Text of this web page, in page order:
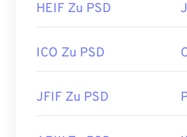
Erstveröffentlichung:
https://www.lifewire.com/
HEIF Zu PSD
ICO Zu PSD
JFIF Zu PSD